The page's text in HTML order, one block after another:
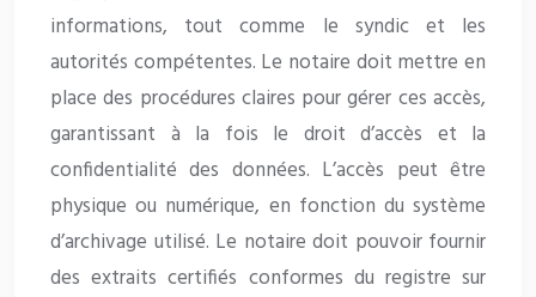
informations, tout comme le syndic et les
autorités compétentes. Le notaire doit mettre en
place des procédures claires pour gérer ces accès,
garantissant à la fois le droit d’accès et la
confidentialité des données. L’accès peut être
physique ou numérique, en fonction du système
d’archivage utilisé. Le notaire doit pouvoir fournir
des extraits certifiés conformes du registre sur